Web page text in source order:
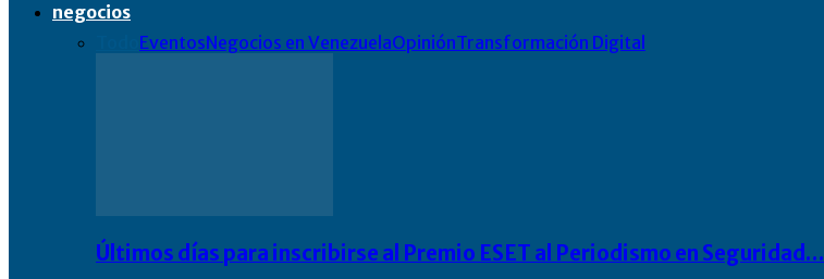
negocios
EventosNegocios en VenezuelaOpiniónTransformación Digital
Últimos días para inscribirse al Premio ESET al Periodismo en Seguridad…